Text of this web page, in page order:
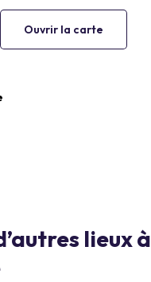
Ouvrir la carte
lieux à